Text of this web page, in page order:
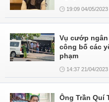
19:09 04/05/2023
Vụ cướp
công bố các
phạm
14:37 21/04/2023
Ông Trần